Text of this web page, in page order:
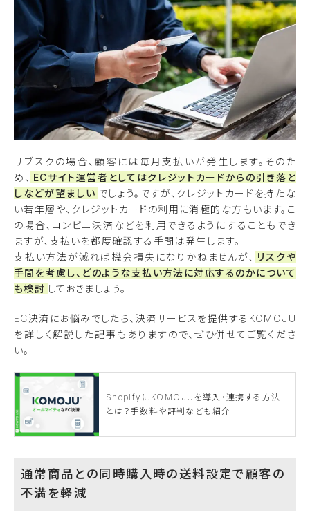
サブスクの場合、顧客には毎月支払いが発生します。そのた
め、 ECサイト運営者としてはクレジットカードからの引き落と
しなどが望ましい でしょう。ですが、クレジットカードを持たな
い若年層や、クレジットカードの利用に消極的な方もいます。こ
の場合、コンビニ決済などを利用できるようにすることもでき
ますが、支払いを都度確認する手間は発生します。
支払い方法が減れば機会損失になりかねませんが、 リスクや
手間を考慮し、どのような支払い方法に対応するのかについて
も検討 しておきましょう。
EC決済にお悩みでしたら、決済サービスを提供するKOMOJU
を詳しく解説した記事もありますので、ぜひ併せてご覧くださ
い。
ShopifyにKOMOJUを導入・連携する方法
とは？手数料や評判なども紹介
通常商品との同時購入時の送料設定で顧客の
不満を軽減